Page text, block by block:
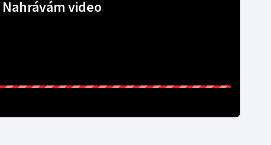
Nahrávám video